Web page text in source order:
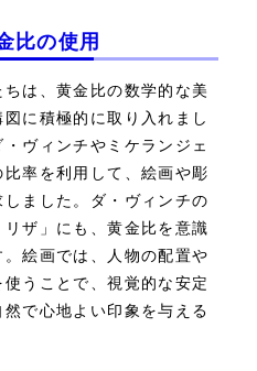
比の使用
は、黄金比の数学的な美
に積極的に取り入れまし
ヴィンチやミケランジェ
率を利用して、絵画や彫
ました。ダ・ヴィンチの
リザ」にも、黄金比を意識
絵画では、人物の配置や
うことで、視覚的な安定
で心地よい印象を与える